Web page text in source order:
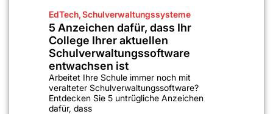
EdTech,Schulverwaltungssysteme
5 Anzeichen dafür, dass Ihr
College Ihrer aktuellen
Schulverwaltungssoftware
entwachsen ist
Arbeitet Ihre Schule immer noch mit
veralteter Schulverwaltungssoftware?
Entdecken Sie 5 untrügliche Anzeichen
dafür, dass